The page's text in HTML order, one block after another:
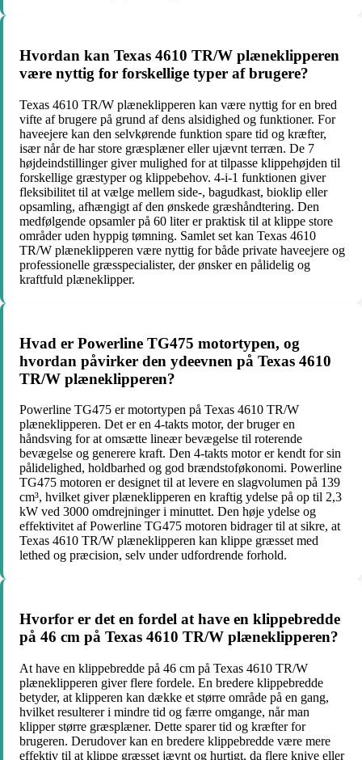
Hvordan kan Texas 4610 TR/W plæneklipperen
være nyttig for forskellige typer af brugere?
Texas 4610 TR/W plæneklipperen kan være nyttig for en bred
vifte af brugere på grund af dens alsidighed og funktioner. For
haveejere kan den selvkørende funktion spare tid og kræfter,
især når de har store græsplæner eller ujævnt terræn. De 7
højdeindstillinger giver mulighed for at tilpasse klippehøjden til
forskellige græstyper og klippebehov. 4-i-1 funktionen giver
fleksibilitet til at vælge mellem side-, bagudkast, bioklip eller
opsamling, afhængigt af den ønskede græshåndtering. Den
medfølgende opsamler på 60 liter er praktisk til at klippe store
områder uden hyppig tømning. Samlet set kan Texas 4610
TR/W plæneklipperen være nyttig for både private haveejere og
professionelle græsspecialister, der ønsker en pålidelig og
kraftfuld plæneklipper.
Hvad er Powerline TG475 motortypen, og
hvordan påvirker den ydeevnen på Texas 4610
TR/W plæneklipperen?
Powerline TG475 er motortypen på Texas 4610 TR/W
plæneklipperen. Det er en 4-takts motor, der bruger en
håndsving for at omsætte lineær bevægelse til roterende
bevægelse og generere kraft. Den 4-takts motor er kendt for sin
pålidelighed, holdbarhed og god brændstoføkonomi. Powerline
TG475 motoren er designet til at levere en slagvolumen på 139
cm³, hvilket giver plæneklipperen en kraftig ydelse på op til 2,3
kW ved 3000 omdrejninger i minuttet. Den høje ydelse og
effektivitet af Powerline TG475 motoren bidrager til at sikre, at
Texas 4610 TR/W plæneklipperen kan klippe græsset med
lethed og præcision, selv under udfordrende forhold.
Hvorfor er det en fordel at have en klippebredde
på 46 cm på Texas 4610 TR/W plæneklipperen?
At have en klippebredde på 46 cm på Texas 4610 TR/W
plæneklipperen giver flere fordele. En bredere klippebredde
betyder, at klipperen kan dække et større område på en gang,
hvilket resulterer i mindre tid og færre omgange, når man
klipper større græsplæner. Dette sparer tid og kræfter for
brugeren. Derudover kan en bredere klippebredde være mere
effektiv til at klippe græsset jævnt og hurtigt, da flere knive eller